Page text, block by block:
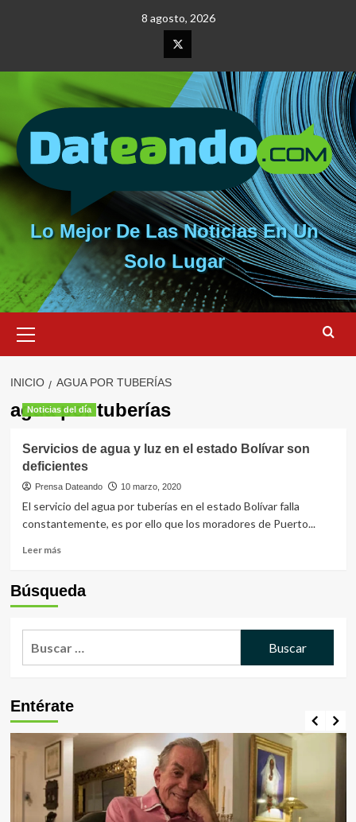
8 agosto, 2026
Elemento
del
menú
Lo Mejor De Las Noticias En Un
Solo Lugar
primario
INICIO AGUA POR TUBERÍAS
agua por tuberías
Noticias del día
Servicios de agua y luz en el estado Bolívar son
deficientes
Prensa Dateando 10 marzo, 2020
El servicio del agua por tuberías en el estado Bolívar falla
constantemente, es por ello que los moradores de Puerto...
Leer másLeer
Servicios
luz
en
estado
Bolívar
deficientes
Búsqueda
Entérate